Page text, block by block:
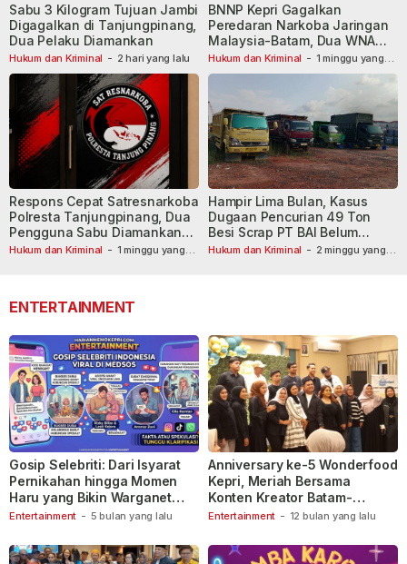
Hukum dan Kriminal - 2 hari yang lalu
Sabu 3 Kilogram Tujuan Jambi
Digagalkan di Tanjungpinang,
Dua Pelaku Diamankan
Hukum dan Kriminal - 1 minggu yang
BNNP Kepri Gagalkan
Peredaran Narkoba Jaringan
Malaysia-Batam, Dua WNA
Masih Diburu
Hukum dan Kriminal - 1 minggu yang
Respons Cepat Satresnarkoba
Polresta Tanjungpinang, Dua
Pengguna Sabu Diamankan
Usai Dilaporkan ke Call Center
Hukum dan Kriminal - 2 minggu yang
Hampir Lima Bulan, Kasus
Dugaan Pencurian 49 Ton
Besi Scrap PT BAI Belum
Tetapkan Tersangka
ENTERTAINMENT
Entertainment - 5 bulan yang lalu
Gosip Selebriti: Dari Isyarat
Pernikahan hingga Momen
Haru yang Bikin Warganet
Berspekulasi
Entertainment - 12 bulan yang lalu
Anniversary ke-5 Wonderfood
Kepri, Meriah Bersama
Konten Kreator Batam-
Tanjungpinang